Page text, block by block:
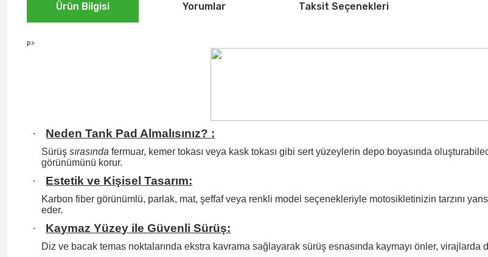
Ürün Bilgisi Yorumlar Taksit Seçenekleri
p>
· Neden Tank Pad Almalısınız? :
Sürüş sırasında fermuar, kemer tokası veya kask tokası gibi sert yüzeylerin depo boyasında
görünümünü korur.
· Estetik ve Kişisel Tasarım:
Karbon fiber görünümlü, parlak, mat, şeffaf veya renkli model seçenekleriyle motosikletinizin tarzını
eder.
· Kaymaz Yüzey ile Güvenli Sürüş:
Diz ve bacak temas noktalarında ekstra kavrama sağlayarak sürüş esnasında kaymayı önler, virajlarda